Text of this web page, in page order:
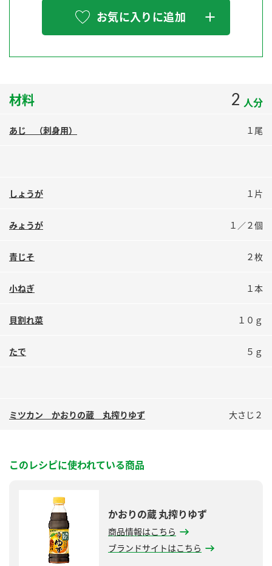
Fibee
スペシャルサイト
お酢を知ろう！
すしラボ
納豆の豆知識
よくあるご質問
ミツカン公式通販
お気に入りに追加
材料 2 人分
あじ （刺身用） １尾
しょうが １片
みょうが １／２個
青じそ ２枚
小ねぎ １本
貝割れ菜 １０ｇ
たで ５ｇ
ミツカン かおりの蔵 丸搾りゆず 大さじ２
このレシピに使われている商品
かおりの蔵 丸搾りゆず
商品情報はこちら
ブランドサイトはこちら